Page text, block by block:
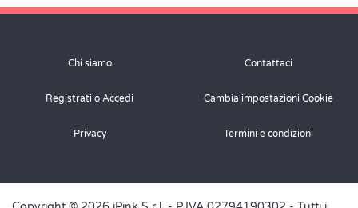
Chi siamo Contattaci
Registrati o Accedi Cambia impostazioni Cookie
Privacy Termini e condizioni